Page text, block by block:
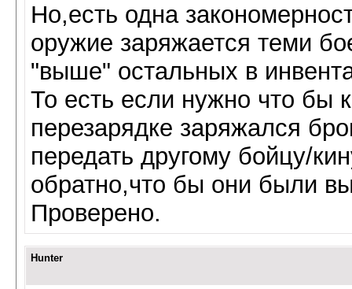
Но,есть одна
оружие заряжается теми
"выше" остальных в
То есть если нужно что бы
перезарядке заряжался
передать другому бойцу/
обратно,что бы они были
Проверено.
Hunter